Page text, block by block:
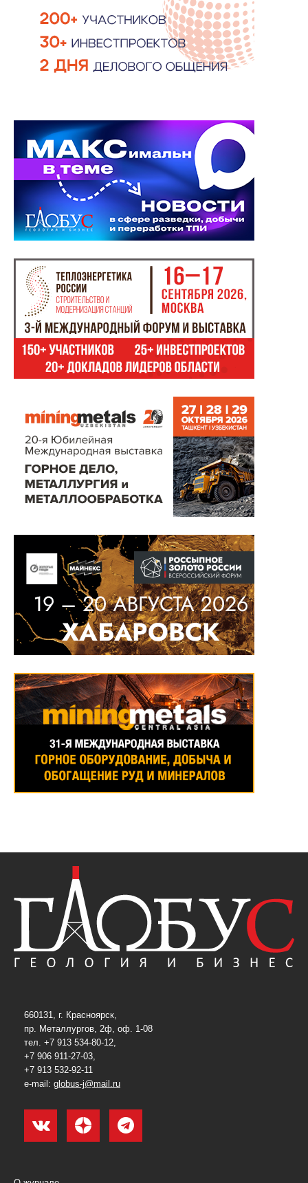
660131, г. Красноярск,
пр. Металлургов, 2ф, оф. 1-08
тел. +7 913 534-80-12,
+7 906 911-27-03,
+7 913 532-92-11
e-mail: globus-j@mail.ru